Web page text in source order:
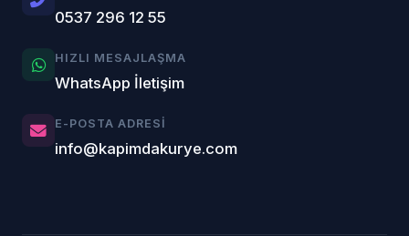
0537 296 12 55
HIZLI MESAJLAŞMA
WhatsApp İletişim
E-POSTA ADRESI
info@kapimdakurye.com